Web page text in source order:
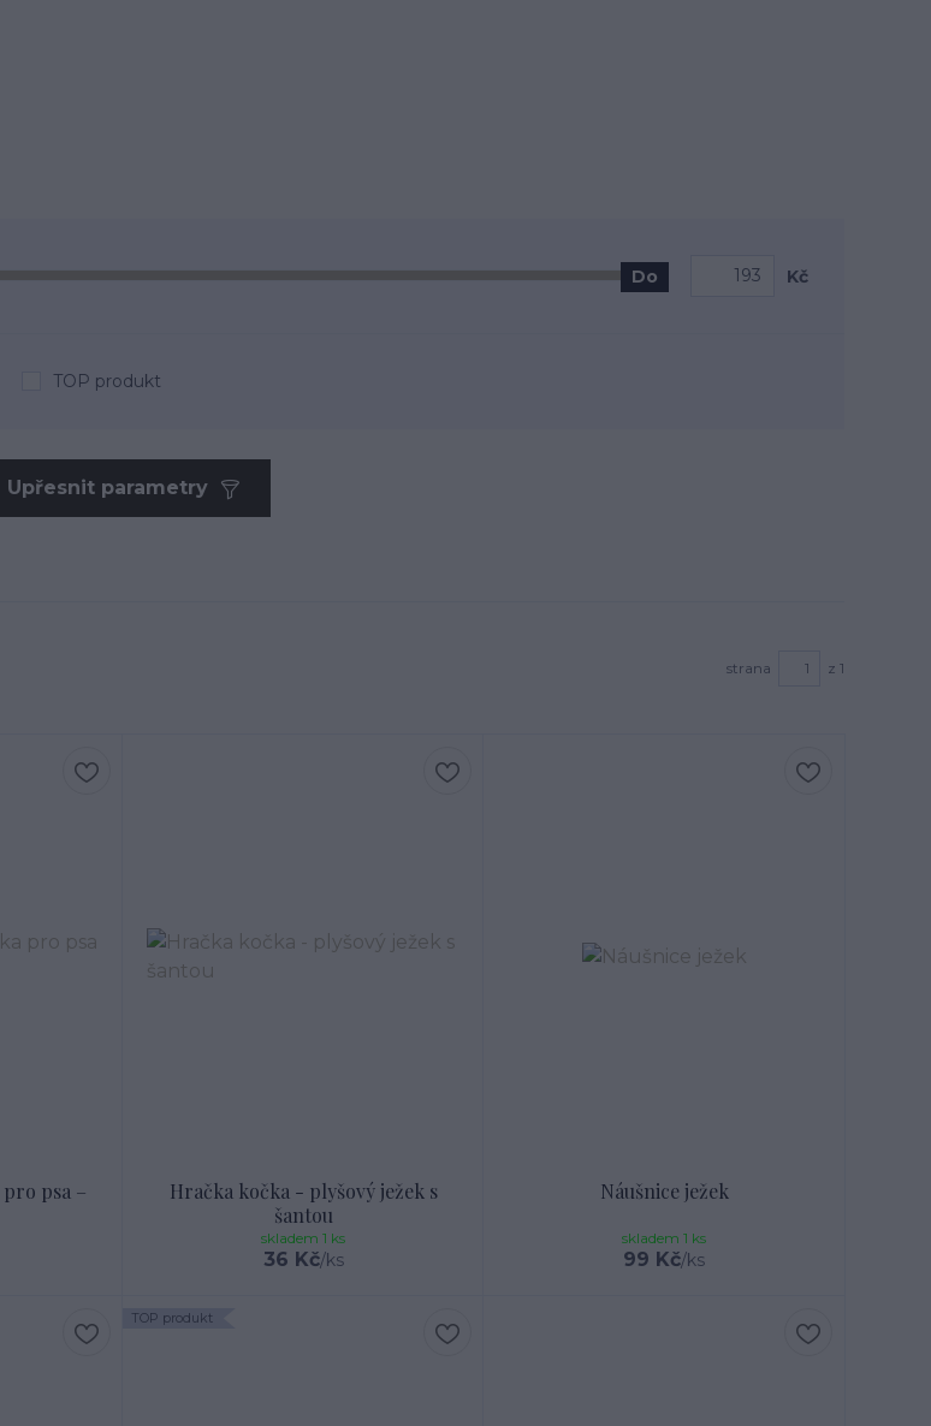
Upřesnit parametry
Do Kč
TOP produkt
strana z 1
psa –
Hračka kočka - plyšový ježek s
šantou
36 Kč/ks
skladem 1 ks
Náušnice ježek
99 Kč/ks
skladem 1 ks
TOP produkt